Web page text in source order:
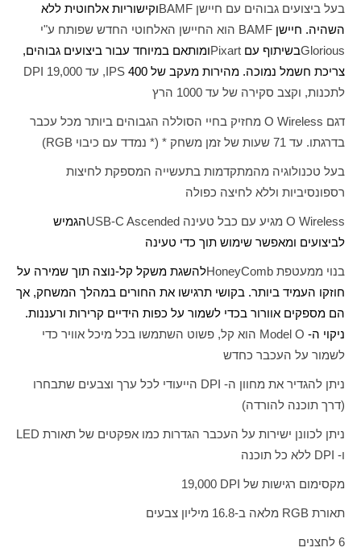
בעל ביצועים גבוהים עם חיישן BAMFוקישוריות אלחוטית ללא
השהיה. חיישן BAMF הוא החיישן האלחוטי החדש שפותח ע"י
Gloriousבשיתוף עם Pixartומותאם במיוחד עבור ביצועים גבוהים,
צריכת חשמל נמוכה. מהירות מעקב של 400
IPS, עד 19,000
DPI
לתכנות, וקצב סקירה של עד 1000 הרץ
דגם O Wireless מחזיק בחיי הסוללה הגבוהים ביותר מכל עכבר
בדרגתו. עד 71 שעות של זמן משחק * (* נמדד עם כיבוי
RGB
)
בעל טכנולוגיה מהמתקדמות בתעשייה המספקת לחיצות
רספונסיביות וללא לחיצה כפולה
O Wireless מגיע עם כבל טעינה USB-C Ascendedהגמיש
לביצועים ומאפשר שימוש תוך כדי טעינה
בנוי ממעטפת HoneyCombלהשגת משקל קל-נוצה תוך שמירה על
חוזקו העמיד ביותר. בקושי תרגישו את החורים במהלך המשחק, אך
הם מספקים אוורור בכדי לשמור על כפות הידיים קרירות ורעננות.
ניקוי ה- Model O הוא קל, פשוט השתמשו בכל מיכל אוויר כדי
לשמור על העכבר כחדש
ניתן להגדיר את מחוון ה- DPI הייעודי לכל ערך וצבעים שתבחרו
(דרך תוכנה להורדה)
ניתן לכוונן ישירות על העכבר הגדרות כמו אפקטים של תאורת LED
ו- DPI ללא כל תוכנה
מקסימום רגישות של DPI
תאורת RGB מלאה ב-16.8 מיליון צבעים
6 לחצנים